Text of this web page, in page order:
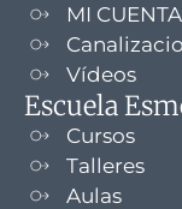
MI CUENTA
Vídeos
Escuela
Cursos
Talleres
Aulas